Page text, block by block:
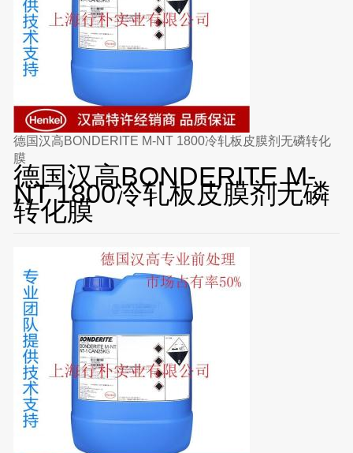
德国汉高BONDERITE M-NT 1800冷轧板皮膜剂无磷转化
膜
德国汉高BONDERITE M-
NT 1800冷轧板皮膜剂无磷
转化膜